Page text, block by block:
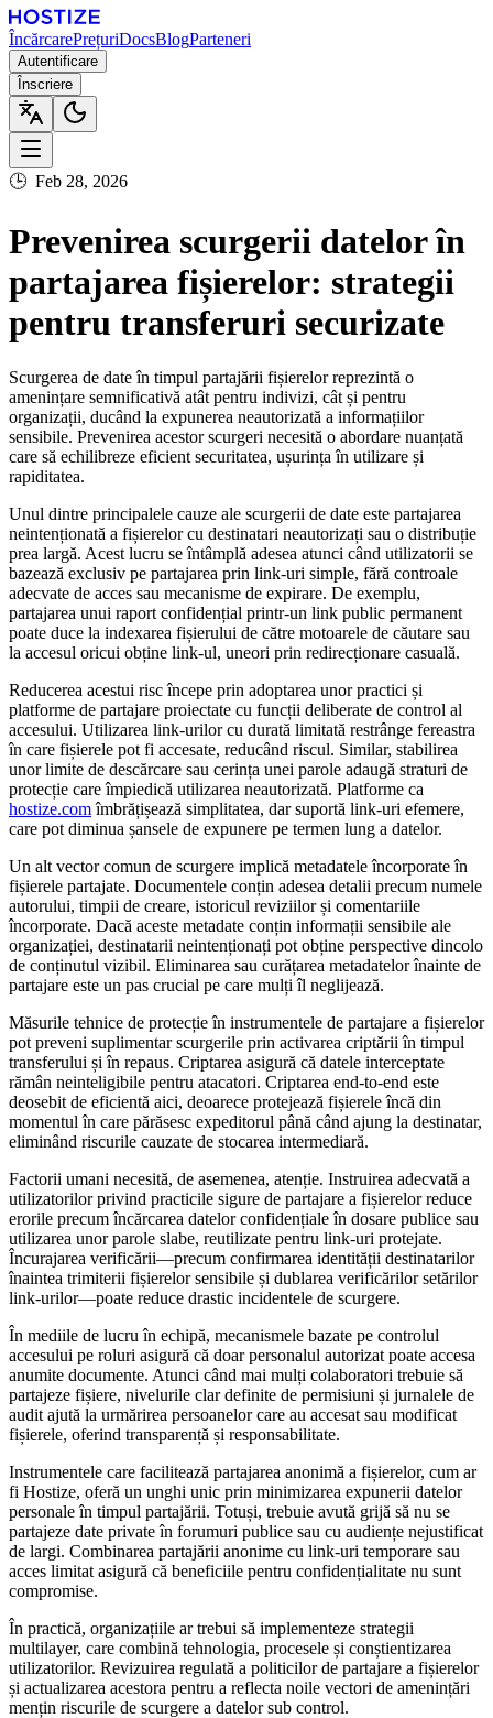
ÎncărcarePrețuriDocsBlogParteneri
Autentificare
Înscriere
🕒 Feb 28, 2026
Prevenirea scurgerii datelor în
partajarea fișierelor: strategii
pentru transferuri securizate
Scurgerea de date în timpul partajării fișierelor reprezintă o
amenințare semnificativă atât pentru indivizi, cât și pentru
organizații, ducând la expunerea neautorizată a informațiilor
sensibile. Prevenirea acestor scurgeri necesită o abordare nuanțată
care să echilibreze eficient securitatea, ușurința în utilizare și
rapiditatea.
Unul dintre principalele cauze ale scurgerii de date este partajarea
neintenționată a fișierelor cu destinatari neautorizați sau o distribuție
prea largă. Acest lucru se întâmplă adesea atunci când utilizatorii se
bazează exclusiv pe partajarea prin link-uri simple, fără controale
adecvate de acces sau mecanisme de expirare. De exemplu,
partajarea unui raport confidențial printr-un link public permanent
poate duce la indexarea fișierului de către motoarele de căutare sau
la accesul oricui obține link-ul, uneori prin redirecționare casuală.
Reducerea acestui risc începe prin adoptarea unor practici și
platforme de partajare proiectate cu funcții deliberate de control al
accesului. Utilizarea link-urilor cu durată limitată restrânge fereastra
în care fișierele pot fi accesate, reducând riscul. Similar, stabilirea
unor limite de descărcare sau cerința unei parole adaugă straturi de
protecție care împiedică utilizarea neautorizată. Platforme ca
hostize.comîmbrățișează simplitatea, dar suportă link-uri efemere,
care pot diminua șansele de expunere pe termen lung a datelor.
Un alt vector comun de scurgere implică metadatele încorporate în
fișierele partajate. Documentele conțin adesea detalii precum numele
autorului, timpii de creare, istoricul reviziilor și comentariile
încorporate. Dacă aceste metadate conțin informații sensibile ale
organizației, destinatarii neintenționați pot obține perspective dincolo
de conținutul vizibil. Eliminarea sau curățarea metadatelor înainte de
partajare este un pas crucial pe care mulți îl neglijează.
Măsurile tehnice de protecție în instrumentele de partajare a fișierelor
pot preveni suplimentar scurgerile prin activarea criptării în timpul
transferului și în repaus. Criptarea asigură că datele interceptate
rămân neinteligibile pentru atacatori. Criptarea end-to-end este
deosebit de eficientă aici, deoarece protejează fișierele încă din
momentul în care părăsesc expeditorul până când ajung la destinatar,
eliminând riscurile cauzate de stocarea intermediară.
Factorii umani necesită, de asemenea, atenție. Instruirea adecvată a
utilizatorilor privind practicile sigure de partajare a fișierelor reduce
erorile precum încărcarea datelor confidențiale în dosare publice sau
utilizarea unor parole slabe, reutilizate pentru link-uri protejate.
Încurajarea verificării—precum confirmarea identității destinatarilor
înaintea trimiterii fișierelor sensibile și dublarea verificărilor setărilor
link-urilor—poate reduce drastic incidentele de scurgere.
În mediile de lucru în echipă, mecanismele bazate pe controlul
accesului pe roluri asigură că doar personalul autorizat poate accesa
anumite documente. Atunci când mai mulți colaboratori trebuie să
partajeze fișiere, nivelurile clar definite de permisiuni și jurnalele de
audit ajută la urmărirea persoanelor care au accesat sau modificat
fișierele, oferind transparență și responsabilitate.
Instrumentele care facilitează partajarea anonimă a fișierelor, cum ar
fi Hostize, oferă un unghi unic prin minimizarea expunerii datelor
personale în timpul partajării. Totuși, trebuie avută grijă să nu se
partajeze date private în forumuri publice sau cu audiențe nejustificat
de largi. Combinarea partajării anonime cu link-uri temporare sau
acces limitat asigură că beneficiile pentru confidențialitate nu sunt
compromise.
În practică, organizațiile ar trebui să implementeze strategii
multilayer, care combină tehnologia, procesele și conștientizarea
utilizatorilor. Revizuirea regulată a politicilor de partajare a fișierelor
și actualizarea acestora pentru a reflecta noile vectori de amenințări
mențin riscurile de scurgere a datelor sub control.